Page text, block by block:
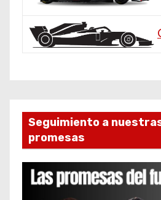
Seguimiento a
promesas